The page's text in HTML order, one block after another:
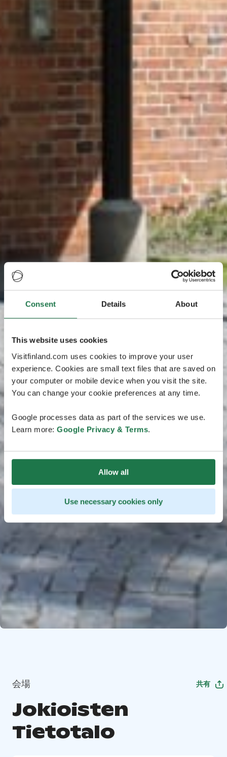
Consent Details About
This website uses cookies
Visitfinland.com uses cookies to improve your user
experience. Cookies are small text files that are saved on
your computer or mobile device when you visit the site.
You can change your cookie preferences at any time.
Google processes data as part of the services we use.
Learn more: Google Privacy & Terms.
Allow all
Use necessary cookies only
会場 共有
Jokioisten
Tietotalo